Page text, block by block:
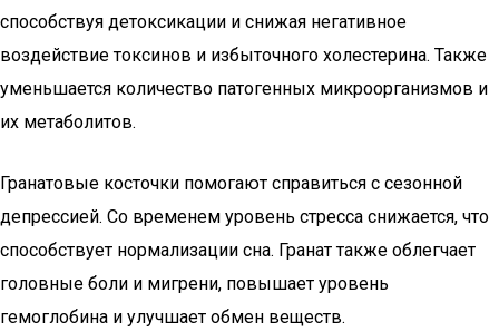
способствуя детоксикации и снижая негативное
воздействие токсинов и избыточного холестерина. Также
уменьшается количество патогенных микроорганизмов и
их метаболитов.
Гранатовые косточки помогают справиться с сезонной
депрессией. Со временем уровень стресса снижается, что
способствует нормализации сна. Гранат также облегчает
головные боли и мигрени, повышает уровень
гемоглобина и улучшает обмен веществ.